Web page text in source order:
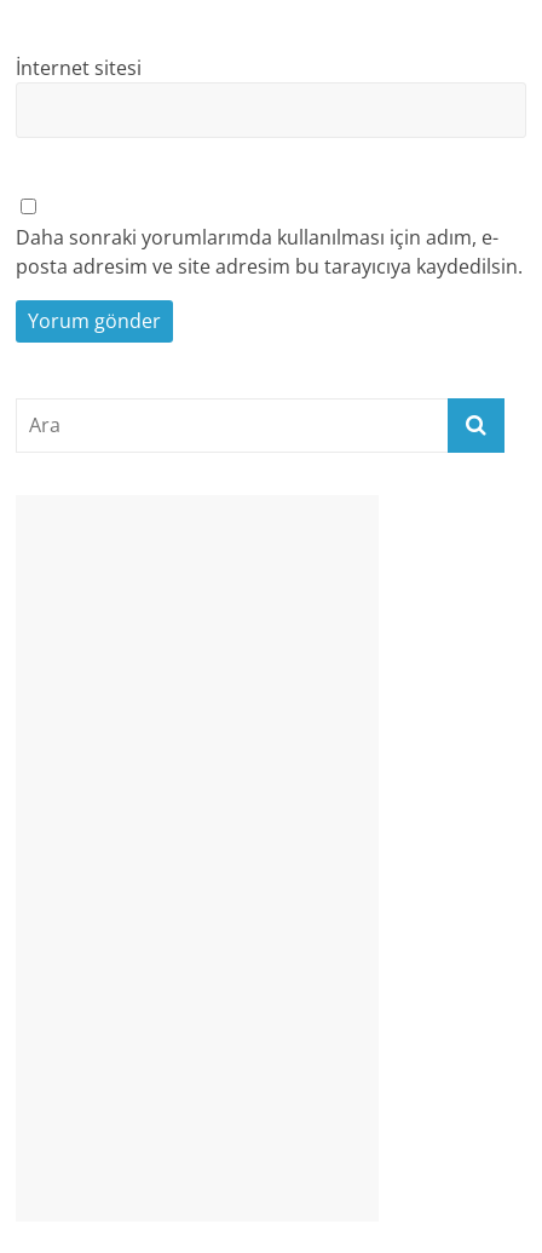
İnternet sitesi
Daha sonraki yorumlarımda kullanılması için adım, e-
posta adresim ve site adresim bu tarayıcıya kaydedilsin.